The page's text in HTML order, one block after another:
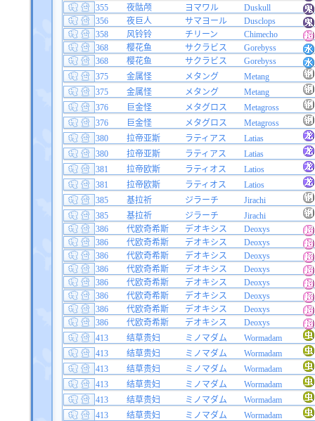
355 夜骷颅 ヨマワル
Duskull
356
夜巨人 サマヨール
Dusclops
358
风铃铃 チリーン
Chimecho
368
樱花鱼 サクラビス
Gorebyss
368
樱花鱼 サクラビス
Gorebyss
375
金属怪 メタング
Metang
375
金属怪 メタング
Metang
376
巨金怪 メタグロス
Metagross
376
巨金怪 メタグロス
Metagross
380
拉帝亚斯 ラティアス
Latias
380
拉帝亚斯 ラティアス
Latias
381
拉帝欧斯 ラティオス
Latios
381
拉帝欧斯 ラティオス
Latios
385
基拉祈 ジラーチ
Jirachi
385
基拉祈 ジラーチ
Jirachi
386
代欧奇希斯 デオキシス
Deoxys
386
代欧奇希斯 デオキシス
Deoxys
386
代欧奇希斯 デオキシス
Deoxys
386
代欧奇希斯 デオキシス
Deoxys
386
代欧奇希斯 デオキシス
Deoxys
386
代欧奇希斯 デオキシス
Deoxys
386
代欧奇希斯 デオキシス
Deoxys
386
代欧奇希斯 デオキシス
Deoxys
413
结草贵妇 ミノマダム
Wormadam
413
结草贵妇 ミノマダム
Wormadam
413
结草贵妇 ミノマダム
Wormadam
413
结草贵妇 ミノマダム
Wormadam
413
结草贵妇 ミノマダム
Wormadam
413
结草贵妇 ミノマダム
Wormadam